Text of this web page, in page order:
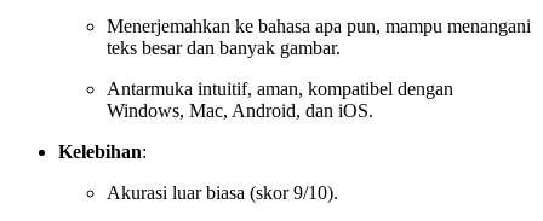
Menerjemahkan ke bahasa apa pun, mampu menangani
teks besar dan banyak gambar.
Antarmuka intuitif, aman, kompatibel dengan
Windows, Mac, Android, dan iOS.
Kelebihan:
Akurasi luar biasa (skor 9/10).